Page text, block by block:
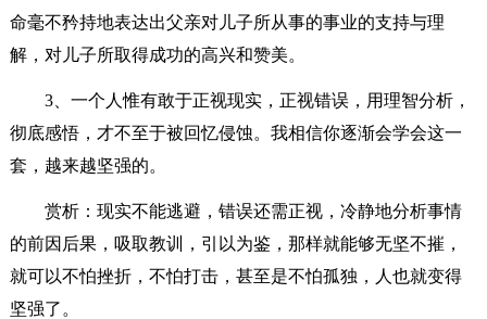
命毫不矜持地表达出父亲对儿子所从事的事业的支持与理
解，对儿子所取得成功的高兴和赞美。
3、一个人惟有敢于正视现实，正视错误，用理智分析，
彻底感悟，才不至于被回忆侵蚀。我相信你逐渐会学会这一
套，越来越坚强的。
赏析：现实不能逃避，错误还需正视，冷静地分析事情
的前因后果，吸取教训，引以为鉴，那样就能够无坚不摧，
就可以不怕挫折，不怕打击，甚至是不怕孤独，人也就变得
坚强了。